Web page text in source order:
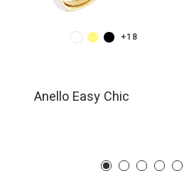
Anello Easy Chic
+18